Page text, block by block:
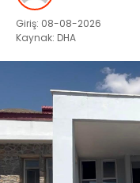
Giriş: 08-08-2026
Kaynak: DHA